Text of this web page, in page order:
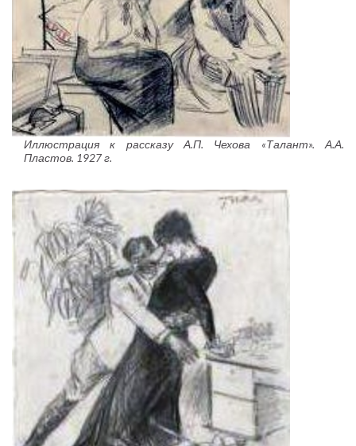
Иллюстрация к рассказу А.П. Чехова «Талант». А.А.
Пластов. 1927 г.